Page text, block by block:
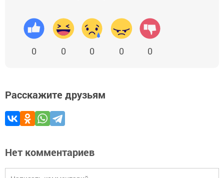
0 0 0 0 0
Расскажите друзьям
Нет комментариев